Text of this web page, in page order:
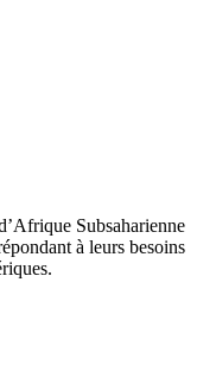
Subsaharienne
à leurs besoins